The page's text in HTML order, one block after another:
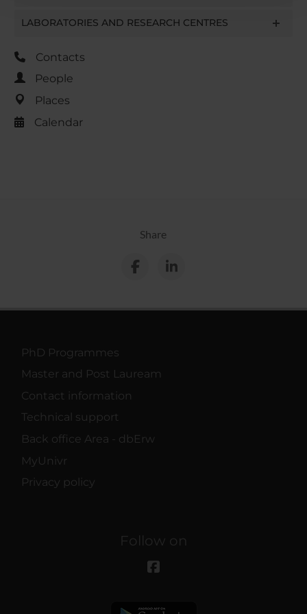
raccolto dal tuo utilizzo dei loro servizi.
LABORATORIES AND RESEARCH CENTRES
Contacts
People
Places
Calendar
Share
PhD Programmes
Master and Post Lauream
Contact information
Technical support
Back office Area - dbErw
MyUnivr
Privacy policy
Follow on